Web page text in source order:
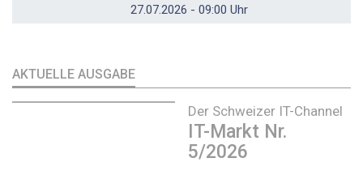
27.07.2026 - 09:00 Uhr
AKTUELLE AUSGABE
Der Schweizer IT-Channel
IT-Markt Nr.
5/2026